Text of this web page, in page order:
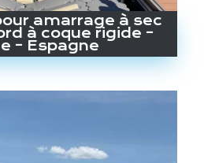
amarrage à sec
à coque rigide –
– Espagne